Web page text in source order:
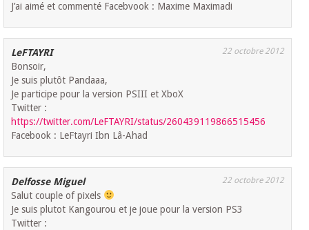
J’ai aimé et commenté Facebvook : Maxime Maximadi
LeFTAYRI 22 octobre 2012
Bonsoir,
Je suis plutôt Pandaaa,
Je participe pour la version PSIII et XboX
Twitter :
https://twitter.com/LeFTAYRI/status/260439119866515456
Facebook : LeFtayri Ibn Lâ-Ahad
Delfosse Miguel 22 octobre 2012
Salut couple of pixels
Je suis plutot Kangourou et je joue pour la version PS3
Twitter :